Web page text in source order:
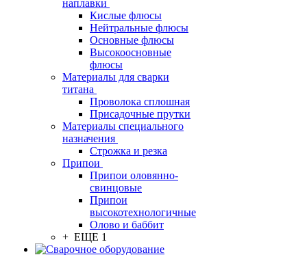
наплавки
Кислые флюсы
Нейтральные флюсы
Основные флюсы
Высокоосновные
флюсы
Материалы для сварки
титана
Проволока сплошная
Присадочные прутки
Материалы специального
назначения
Строжка и резка
Припои
Припои оловянно-
свинцовые
Припои
высокотехнологичные
Олово и баббит
+ ЕЩЕ 1